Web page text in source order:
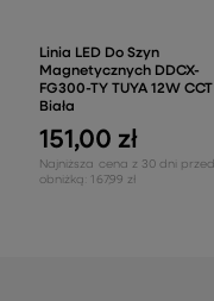
Linia LED Do Szyn
Magnetycznych DDCX-
FG300-TY TUYA 12W CCT
Biała
151,00 zł
Najniższa cena z 30 dni przed
obniżką: 167,99 zł